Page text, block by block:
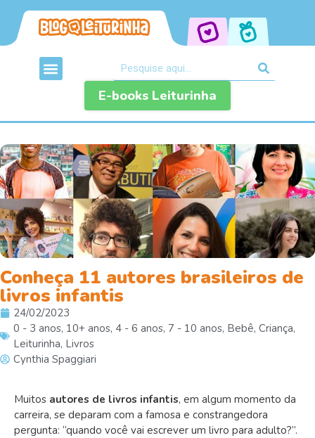
E-books Leiturinha
Conheça 11 autores brasileiros de
livros infantis
24/02/2023
0 - 3 anos, 10+ anos, 4 - 6 anos, 7 - 10 anos, Bebê, Criança,
Leiturinha, Livros
Cynthia Spaggiari
Muitos autores de livros infantis, em algum momento da
carreira, se deparam com a famosa e constrangedora
pergunta: “quando você vai escrever um livro para adulto?”.